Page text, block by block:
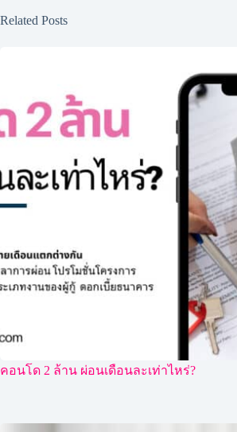
Related Posts
คอนโด 2 ล้าน ผ่อนเดือนละเท่าไหร่?